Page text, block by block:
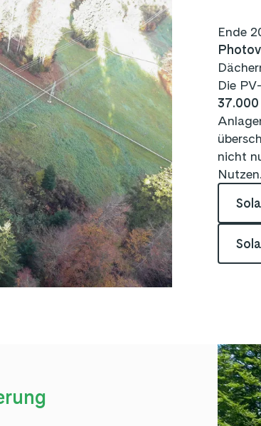
Ende
Die
nicht
Nutzen.